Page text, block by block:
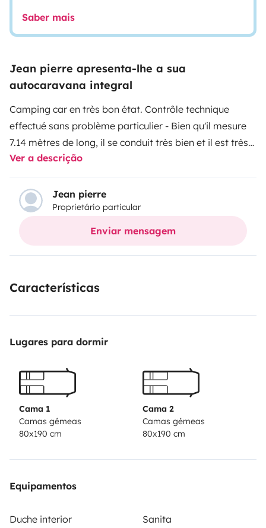
Saber mais
Jean pierre apresenta-lhe a sua
autocaravana integral
Camping car en très bon état. Contrôle technique
effectué sans problème particulier - Bien qu'il mesure
7.14 mètres de long, il se conduit très bien et il est très
maniable - Les matelas sont à mémoire de forme, ce
qui permet de faire des nuits calmes.
Ver a descrição
Jean pierre
Proprietário particular
Enviar mensagem
Características
Lugares para dormir
Cama 1
Camas gémeas
80x190 cm
Cama 2
Camas gémeas
80x190 cm
Equipamentos
Duche interior Sanita